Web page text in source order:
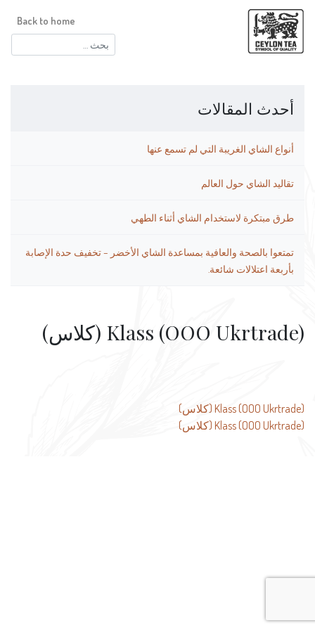
البحث
عن:
Back to home
أحدث المقالات
أنواع الشاي الغريبة التي لم تسمع عنها
تقاليد الشاي حول العالم
طرق مبتكرة لاستخدام الشاي أثناء الطهي
تمتعوا بالصحة والعافية بمساعدة الشاي الأخضر – تخفيف حدة الإصابة
بأربعة اعتلالات شائعة.
Klass (OOO Ukrtrade) (كلاس)
تصفّح
المقالات
Klass (OOO Ukrtrade) (كلاس)
Klass (OOO Ukrtrade) (كلاس)